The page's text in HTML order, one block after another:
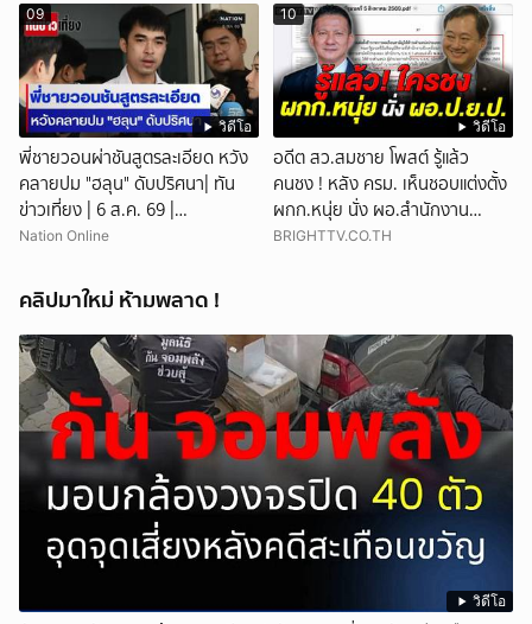
วิดีโอ
09
พี่ชายวอนผ่าชันสูตรละเอียด หวัง
คลายปม "ฮลุน" ดับปริศนา| ทัน
ข่าวเที่ยง | 6 ส.ค. 69 |
NationTV22
Nation Online
วิดีโอ
10
อดีต สว.สมชาย โพสต์ รู้แล้ว
คนชง ! หลัง ครม. เห็นชอบแต่งตั้ง
ผกก.หนุ่ย นั่ง ผอ.สำนักงาน
ป.ย.ป.
BRIGHTTV.CO.TH
คลิปมาใหม่ ห้ามพลาด !
วิดีโอ